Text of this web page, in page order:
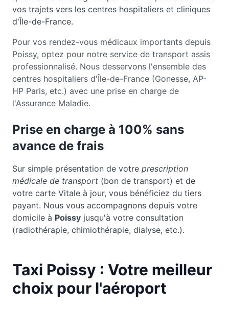
vos trajets vers les centres hospitaliers et cliniques
d'Île-de-France.
Pour vos rendez-vous médicaux importants depuis
Poissy, optez pour notre service de transport assis
professionnalisé. Nous desservons l'ensemble des
centres hospitaliers d'Île-de-France (Gonesse, AP-
HP Paris, etc.) avec une prise en charge de
l'Assurance Maladie.
Prise en charge à 100% sans
avance de frais
Sur simple présentation de votre prescription
médicale de transport (bon de transport) et de
votre carte Vitale à jour, vous bénéficiez du tiers
payant. Nous vous accompagnons depuis votre
domicile à Poissy jusqu'à votre consultation
(radiothérapie, chimiothérapie, dialyse, etc.).
Taxi Poissy : Votre meilleur
choix pour l'aéroport